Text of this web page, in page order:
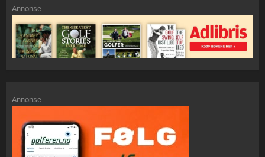
Annonse
Annonse